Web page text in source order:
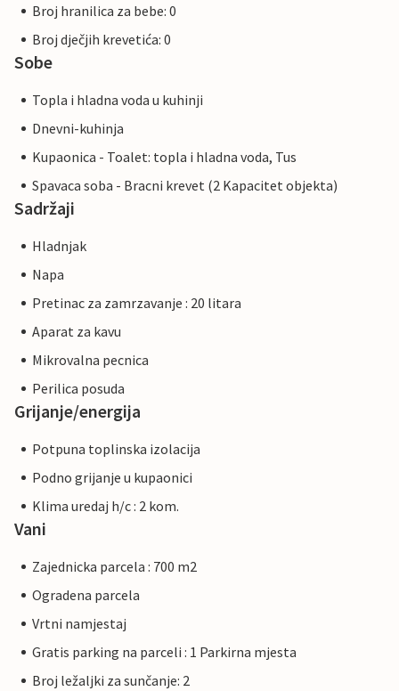
Broj hranilica za bebe: 0
Broj dječjih krevetića: 0
Sobe
Topla i hladna voda u kuhinji
Dnevni-kuhinja
Kupaonica - Toalet: topla i hladna voda, Tus
Spavaca soba - Bracni krevet (2 Kapacitet objekta)
Sadržaji
Hladnjak
Napa
Pretinac za zamrzavanje : 20 litara
Aparat za kavu
Mikrovalna pecnica
Perilica posuda
Grijanje/energija
Potpuna toplinska izolacija
Podno grijanje u kupaonici
Klima uredaj h/c : 2 kom.
Vani
Zajednicka parcela : 700 m2
Ogradena parcela
Vrtni namjestaj
Gratis parking na parceli : 1 Parkirna mjesta
Broj ležaljki za sunčanje: 2